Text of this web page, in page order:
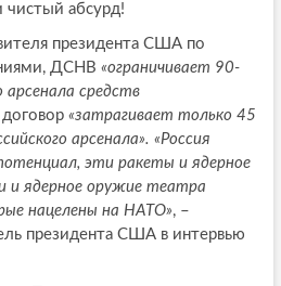
чистый абсурд!
президента США по
ДСНВ «ограничивает 90-
арсенала средств
«затрагивает только 45
арсенала». «Россия
эти ракеты и ядерное
и ядерное оружие театра
нацелены на НАТО», –
президента США в интервью